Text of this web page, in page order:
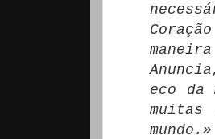
eco da
mundo.»